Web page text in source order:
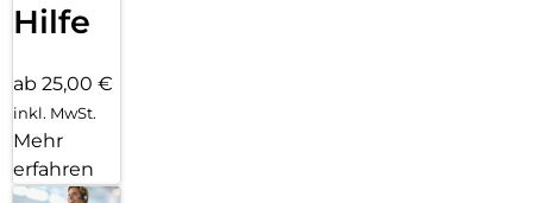
Hilfe
ab 25,00 €
inkl. MwSt.
Mehr
erfahren